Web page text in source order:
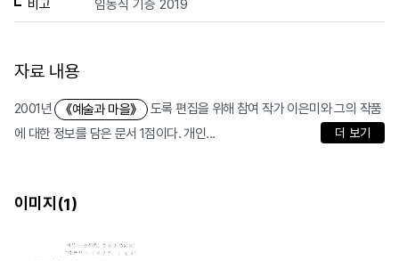
비고 임동식 기증 2019
자료 내용
2001년 《예술과 마을》
도록 편집을 위해 참여 작가 이은미와 그의 작품
에 대한 정보를 담은 문서 1점이다. 개인...
더 보기
이미지(1)